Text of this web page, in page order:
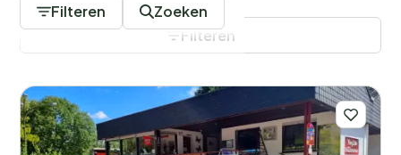
Filteren Zoeken
Populaire filters
Filteren